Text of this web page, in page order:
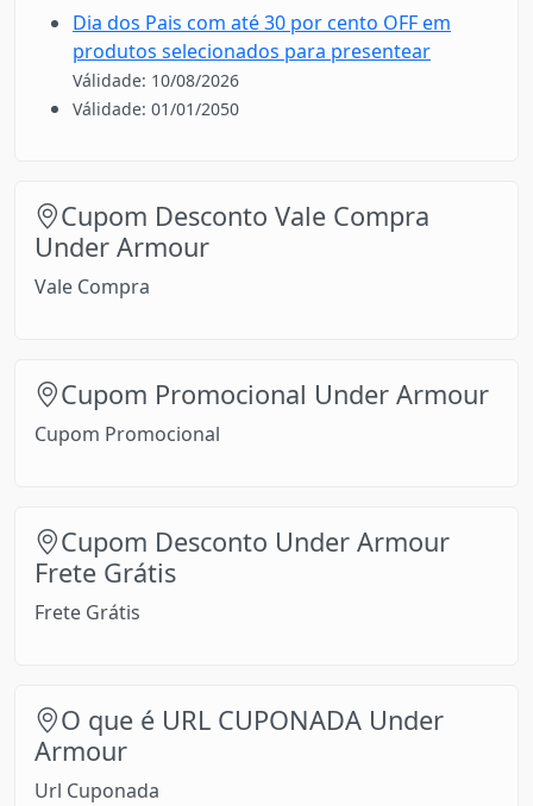
Dia dos Pais com até 30 por cento OFF em
produtos selecionados para presentear
Válidade: 10/08/2026
Válidade: 01/01/2050
Cupom Desconto Vale Compra
Under Armour
Vale Compra
Cupom Promocional Under Armour
Cupom Promocional
Cupom Desconto Under Armour
Frete Grátis
Frete Grátis
O que é URL CUPONADA Under
Armour
Url Cuponada